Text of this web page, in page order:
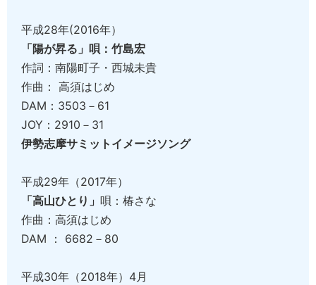
平成28年(2016年）
「陽が昇る」 唄：竹島宏
作詞：南陽町子・西城未貴
作曲： 高須はじめ
DAM：3503－61
JOY：2910－31
伊勢志摩サミットイメージソング
平成29年（2017年）
「高山ひとり」 唄：椿さな
作曲：高須はじめ
DAM ： 6682－80
平成30年（2018年）4月